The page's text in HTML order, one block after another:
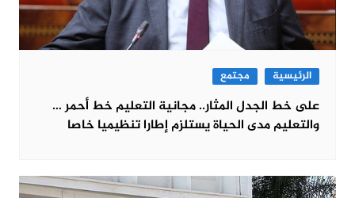
الرئيسية مجتمع
على خط الجدل المثار.. مجانية التعليم خط أحمر …
والتعليم مدى الحياة يستلزم إطارا تنظيميا خاصا